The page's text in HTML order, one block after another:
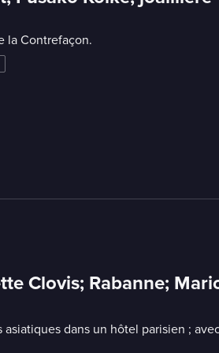
la Contrefaçon.
Clovis; Rabanne;
dans un hôtel parisien ;